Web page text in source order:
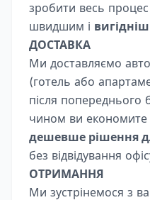
зробити весь
швидшим і
ДОСТАВКА
Ми доставляємо
(готель або
після
чином ви економите
дешевше рішення
без відвідування
ОТРИМАННЯ
Ми зустрінемося з